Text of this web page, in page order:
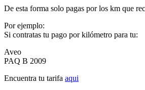
De esta forma solo pagas por los km que
Por ejemplo:
Si contratas tu pago por kilómetro para tu:
Aveo
PAQ B 2009
Encuentra tu tarifa aqui